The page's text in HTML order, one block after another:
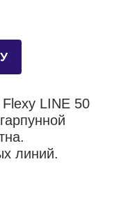
LINE 50
линий.